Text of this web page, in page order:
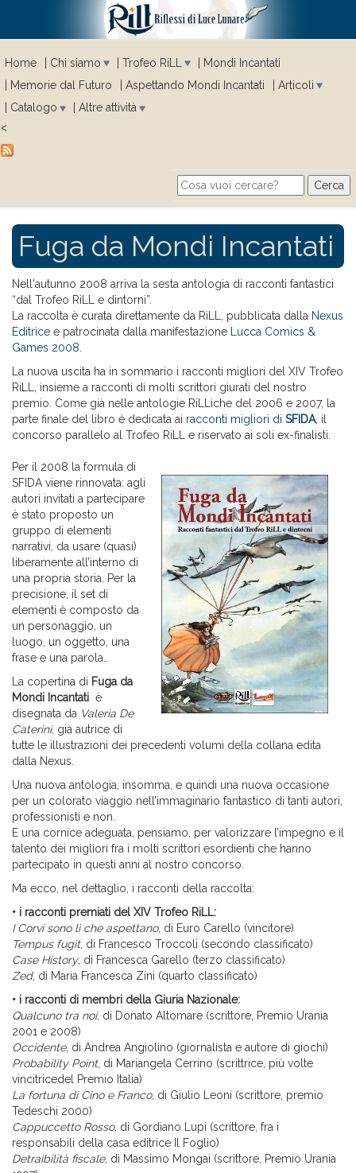
Home Chi siamo Trofeo RiLL
Mondi Incantati
Memorie dal Futuro
Aspettando Mondi Incantati
Articoli
Catalogo
Altre attività
<
Search form
Cerca
Fuga da Mondi Incantati
Nell'autunno 2008 arriva la sesta antologia di racconti fantastici
“dal Trofeo RiLL e dintorni”.
La raccolta è curata direttamente da RiLL, pubblicata dalla Nexus
Editrice e patrocinata dalla manifestazione
Lucca Comics &
Games 2008
La nuova uscita ha in sommario i racconti migliori del XIV Trofeo
RiLL, insieme a racconti di molti scrittori giurati del nostro
premio. Come già nelle antologie RiLLiche del 2006 e 2007, la
parte finale del libro è dedicata ai racconti migliori di SFIDA, il
concorso parallelo al Trofeo RiLL e riservato ai soli ex-finalisti.
Per il 2008 la formula di
SFIDA viene rinnovata: agli
autori invitati a partecipare
è stato proposto un
gruppo di elementi
narrativi, da usare (quasi)
liberamente all’interno di
una propria storia. Per la
precisione, il set di
elementi è composto da
un personaggio, un
luogo, un oggetto, una
frase e una parola…
La copertina di Fuga da
Mondi Incantati è
disegnata da Valeria De
Caterini, già autrice di
tutte le illustrazioni dei precedenti volumi della collana edita
dalla Nexus.
Una nuova antologia, insomma, e quindi una nuova occasione
per un colorato viaggio nell’immaginario fantastico di tanti autori,
professionisti e non.
E una cornice adeguata, pensiamo, per valorizzare l’impegno e il
talento dei migliori fra i molti scrittori esordienti che hanno
partecipato in questi anni al nostro concorso.
Ma ecco, nel dettaglio, i racconti della raccolta:
• i racconti premiati del XIV Trofeo RiLL:
I Corvi sono lì che aspettano, di Euro Carello (vincitore)
Tempus fugit, di Francesco Troccoli (secondo classificato)
Case History, di Francesca Garello (terzo classificato)
Zed, di Maria Francesca Zini (quarto classificato)
• i racconti di membri della Giuria Nazionale:
Qualcuno tra noi, di Donato Altomare (scrittore, Premio Urania
2001 e 2008)
Occidente, di Andrea Angiolino (giornalista e autore di giochi)
Probability Point, di Mariangela Cerrino (scrittrice, più volte
vincitricedel Premio Italia)
La fortuna di Cino e Franco, di Giulio Leoni (scrittore, premio
Tedeschi 2000)
Cappuccetto Rosso, di Gordiano Lupi (scrittore, fra i
responsabili della casa editrice Il Foglio)
Detraibilità fiscale, di Massimo Mongai (scrittore, Premio Urania